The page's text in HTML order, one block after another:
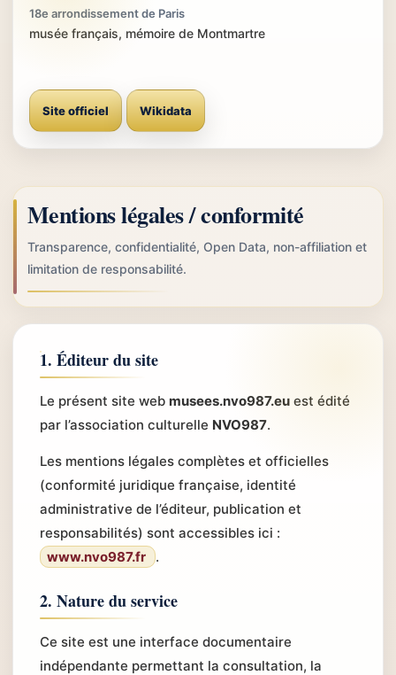
18e arrondissement de Paris
musée français, mémoire de Montmartre
Site officiel Wikidata
Mentions légales / conformité
Transparence, confidentialité, Open Data, non-affiliation et
limitation de responsabilité.
1. Éditeur du site
Le présent site web musees.nvo987.eu est édité
par l’association culturelle NVO987.
Les mentions légales complètes et officielles
(conformité juridique française, identité
administrative de l’éditeur, publication et
responsabilités) sont accessibles ici :
www.nvo987.fr
.
2. Nature du service
Ce site est une interface documentaire
indépendante permettant la consultation, la